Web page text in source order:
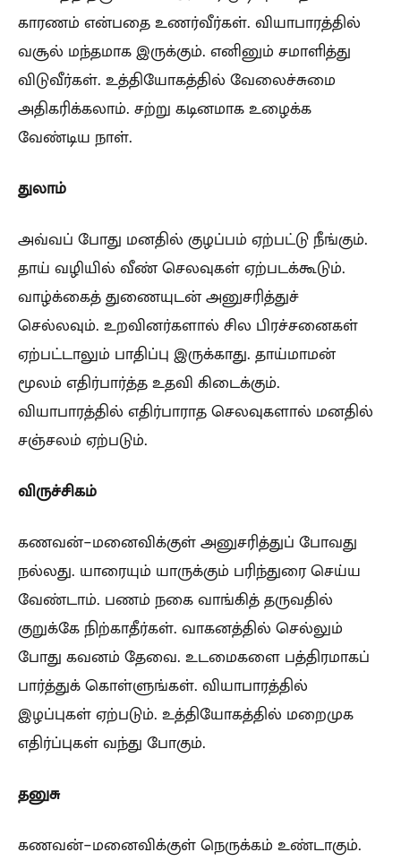
காரணம் என்பதை உணர்வீர்கள். வியாபாரத்தில்
வசூல் மந்தமாக இருக்கும். எனினும் சமாளித்து
விடுவீர்கள். உத்தியோகத்தில் வேலைச்சுமை
அதிகரிக்கலாம். சற்று கடினமாக உழைக்க
வேண்டிய நாள்.
துலாம்
அவ்வப் போது மனதில் குழப்பம் ஏற்பட்டு நீங்கும்.
தாய் வழியில் வீண் செலவுகள் ஏற்படக்கூடும்.
வாழ்க்கைத் துணையுடன் அனுசரித்துச்
செல்லவும். உறவினர்களால் சில பிரச்சனைகள்
ஏற்பட்டாலும் பாதிப்பு இருக்காது. தாய்மாமன்
மூலம் எதிர்பார்த்த உதவி கிடைக்கும்.
வியாபாரத்தில் எதிர்பாராத செலவுகளால் மனதில்
சஞ்சலம் ஏற்படும்.
விருச்சிகம்
கணவன்-மனைவிக்குள் அனுசரித்துப் போவது
நல்லது. யாரையும் யாருக்கும் பரிந்துரை செய்ய
வேண்டாம். பணம் நகை வாங்கித் தருவதில்
குறுக்கே நிற்காதீர்கள். வாகனத்தில் செல்லும்
போது கவனம் தேவை. உடமைகளை பத்திரமாகப்
பார்த்துக் கொள்ளுங்கள். வியாபாரத்தில்
இழப்புகள் ஏற்படும். உத்தியோகத்தில் மறைமுக
எதிர்ப்புகள் வந்து போகும்.
தனுசு
கணவன்-மனைவிக்குள் நெருக்கம் உண்டாகும்.